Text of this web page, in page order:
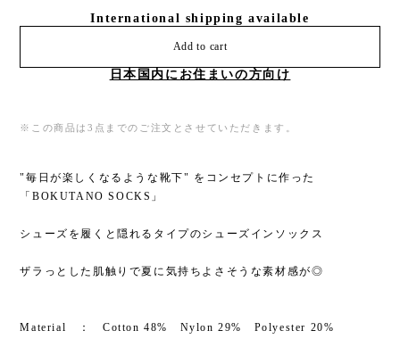
International shipping available
Add to cart
日本国内にお住まいの方向け
※この商品は3点までのご注文とさせていただきます。
"毎日が楽しくなるような靴下" をコンセプトに作った
「BOKUTANO SOCKS」
シューズを履くと隠れるタイプのシューズインソックス
ザラっとした肌触りで夏に気持ちよさそうな素材感が◎
Material ： Cotton 48% Nylon 29% Polyester 20%